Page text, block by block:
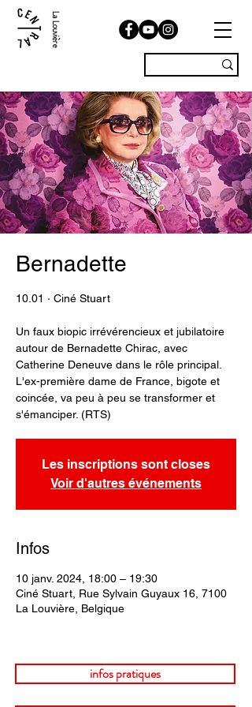
La Louvière
Bernadette
10.01 · Ciné Stuart
Un faux biopic irrévérencieux et jubilatoire
autour de Bernadette Chirac, avec
Catherine Deneuve dans le rôle principal.
L'ex-première dame de France, bigote et
coincée, va peu à peu se transformer et
s'émanciper. (RTS)
Les inscriptions sont closes
Voir d'autres événements
Infos
10 janv. 2024, 18:00 – 19:30
Ciné Stuart, Rue Sylvain Guyaux 16, 7100
La Louvière, Belgique
infos pratiques